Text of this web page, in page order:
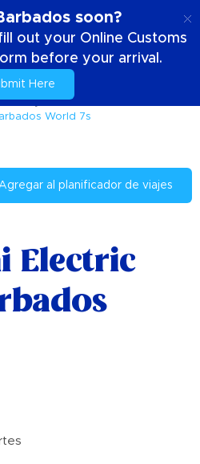
soon?
out your Online Customs
before your arrival.
Here
y festivales
World 7s
al planificador de viajes
Electric